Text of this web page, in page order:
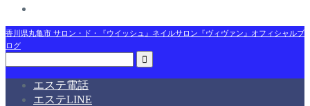
香川県丸亀市 サロン・ド・『ウイッシュ』ネイルサロン『ヴィヴァン』オフィシャルブ
ログ
エステ電話
エステLINE